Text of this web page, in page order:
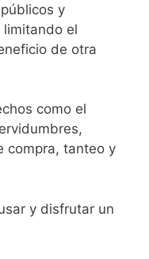
y
el
de otra
como el
compra, tanteo y
y disfrutar un